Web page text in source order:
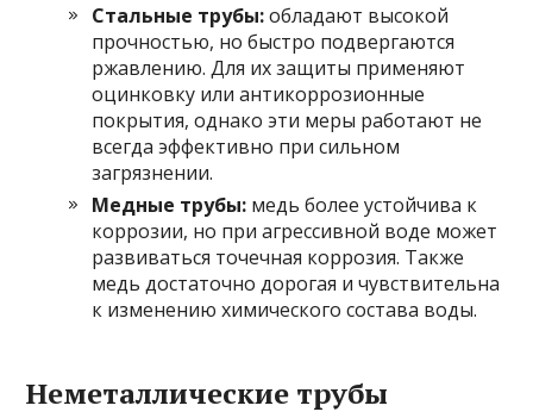
Стальные трубы:обладают высокой
прочностью, но быстро подвергаются
ржавлению. Для их защиты применяют
оцинковку или антикоррозионные
покрытия, однако эти меры работают не
всегда эффективно при сильном
загрязнении.
Медные трубы: медь более устойчива к
коррозии, но при агрессивной воде может
развиваться точечная коррозия. Также
медь достаточно дорогая и чувствительна
к изменению химического состава воды.
Неметаллические трубы